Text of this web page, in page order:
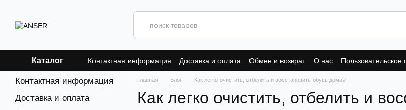
Каталог Контактная информация Доставка и оплата Обмен и возврат О нас Пользовательское
Главная Блог Как легко очистить, отбелить и восстановить обувь дома?
Как легко очистить, отбелить и
Контактная информация
Доставка и оплата